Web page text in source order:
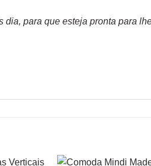
para que esteja pronta para